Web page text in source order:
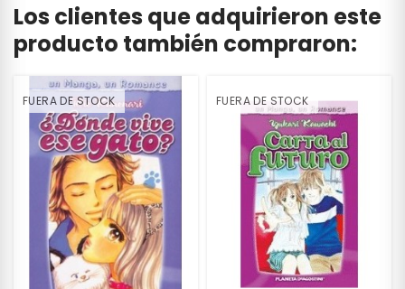
Los clientes que adquirieron este
producto también compraron:
FUERA DE STOCK FUERA DE STOCK